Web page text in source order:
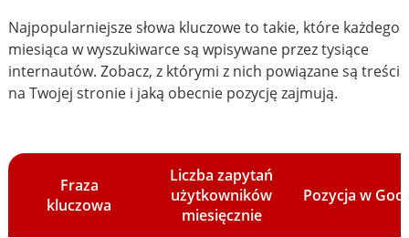
Najpopularniejsze słowa kluczowe to takie, które każdego
miesiąca w wyszukiwarce są wpisywane przez tysiące
internautów. Zobacz, z którymi z nich powiązane są treści
na Twojej stronie i jaką obecnie pozycję zajmują.
Fraza
kluczowa
Liczba zapytań
użytkowników
miesięcznie
Pozycja w